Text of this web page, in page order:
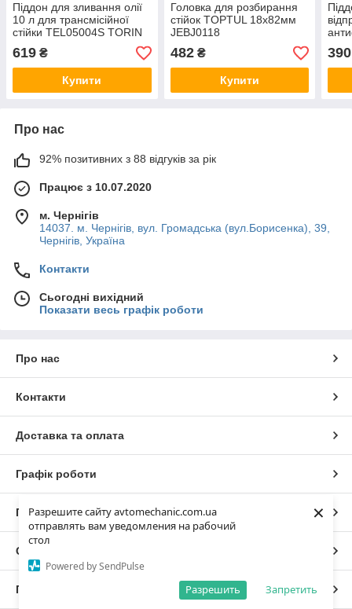
Разрешите сайту avtomechanic.com.ua
отправлять вам уведомления на рабочий
стол
Powered by SendPulse
Запретить
Разрешить
×
Піддон для зливання олії
10 л для трансмісійної
стійки TEL05004S TORIN
TEL05004S-3
619 ₴
Купити
Головка для розбирання
стійок TOPTUL 18х82мм
JEBJ0118
482₴
Купити
390
Про нас
92% позитивних з 88 відгуків за рік
Працює з 10.07.2020
м. Чернігів
14037. м. Чернігів, вул. Громадська (вул.Борисенка), 39,
Чернігів, Україна
Контакти
Сьогодні вихідний
Показати весь графік роботи
Про нас
Контакти
Доставка та оплата
Графік роботи
Повна версія сайту
Сайт створено на маркетплейсі
Політика конфіденційності